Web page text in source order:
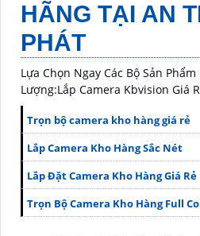
HÃNG TẠI AN
PHÁT
Lựa Chọn Ngay Các Bộ Sản
Lượng:Lắp Camera Kbvision Giá
Trọn bộ camera kho hàng giá rẻ
Lắp Camera Kho Hàng Sắc Nét
Lắp Đặt Camera Kho Hàng Giá Rẻ
Trọn Bộ Camera Kho Hàng Full